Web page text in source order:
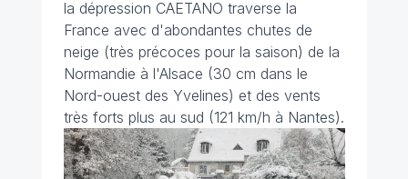
la dépression CAETANO traverse la
France avec d'abondantes chutes de
neige (très précoces pour la saison) de la
Normandie à l'Alsace (30 cm dans le
Nord-ouest des Yvelines) et des vents
très forts plus au sud (121 km/h à Nantes).